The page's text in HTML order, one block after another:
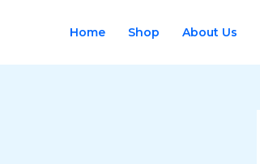
Home Shop About Us